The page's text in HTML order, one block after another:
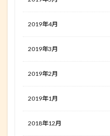
2019年4月
2019年3月
2019年2月
2019年1月
2018年12月